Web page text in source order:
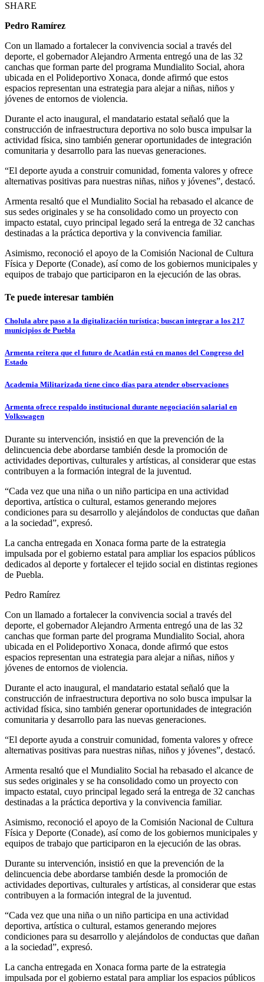
SHARE
Pedro Ramírez
Con un llamado a fortalecer la convivencia social a través del
deporte, el gobernador Alejandro Armenta entregó una de las 32
canchas que forman parte del programa Mundialito Social, ahora
ubicada en el Polideportivo Xonaca, donde afirmó que estos
espacios representan una estrategia para alejar a niñas, niños y
jóvenes de entornos de violencia.
Durante el acto inaugural, el mandatario estatal señaló que la
construcción de infraestructura deportiva no solo busca impulsar la
actividad física, sino también generar oportunidades de integración
comunitaria y desarrollo para las nuevas generaciones.
“El deporte ayuda a construir comunidad, fomenta valores y ofrece
alternativas positivas para nuestras niñas, niños y jóvenes”, destacó.
Armenta resaltó que el Mundialito Social ha rebasado el alcance de
sus sedes originales y se ha consolidado como un proyecto con
impacto estatal, cuyo principal legado será la entrega de 32 canchas
destinadas a la práctica deportiva y la convivencia familiar.
Asimismo, reconoció el apoyo de la Comisión Nacional de Cultura
Física y Deporte (Conade), así como de los gobiernos municipales y
equipos de trabajo que participaron en la ejecución de las obras.
Te puede interesar también
Cholula abre paso a la digitalización turística; buscan integrar a los 217
municipios de Puebla
Armenta reitera que el futuro de Acatlán está en manos del Congreso del
Estado
Academia Militarizada tiene cinco días para atender observaciones
Armenta ofrece respaldo institucional durante negociación salarial en
Volkswagen
Durante su intervención, insistió en que la prevención de la
delincuencia debe abordarse también desde la promoción de
actividades deportivas, culturales y artísticas, al considerar que estas
contribuyen a la formación integral de la juventud.
“Cada vez que una niña o un niño participa en una actividad
deportiva, artística o cultural, estamos generando mejores
condiciones para su desarrollo y alejándolos de conductas que dañan
a la sociedad”, expresó.
La cancha entregada en Xonaca forma parte de la estrategia
impulsada por el gobierno estatal para ampliar los espacios públicos
dedicados al deporte y fortalecer el tejido social en distintas regiones
de Puebla.
Pedro Ramírez
Con un llamado a fortalecer la convivencia social a través del
deporte, el gobernador Alejandro Armenta entregó una de las 32
canchas que forman parte del programa Mundialito Social, ahora
ubicada en el Polideportivo Xonaca, donde afirmó que estos
espacios representan una estrategia para alejar a niñas, niños y
jóvenes de entornos de violencia.
Durante el acto inaugural, el mandatario estatal señaló que la
construcción de infraestructura deportiva no solo busca impulsar la
actividad física, sino también generar oportunidades de integración
comunitaria y desarrollo para las nuevas generaciones.
“El deporte ayuda a construir comunidad, fomenta valores y ofrece
alternativas positivas para nuestras niñas, niños y jóvenes”, destacó.
Armenta resaltó que el Mundialito Social ha rebasado el alcance de
sus sedes originales y se ha consolidado como un proyecto con
impacto estatal, cuyo principal legado será la entrega de 32 canchas
destinadas a la práctica deportiva y la convivencia familiar.
Asimismo, reconoció el apoyo de la Comisión Nacional de Cultura
Física y Deporte (Conade), así como de los gobiernos municipales y
equipos de trabajo que participaron en la ejecución de las obras.
Durante su intervención, insistió en que la prevención de la
delincuencia debe abordarse también desde la promoción de
actividades deportivas, culturales y artísticas, al considerar que estas
contribuyen a la formación integral de la juventud.
“Cada vez que una niña o un niño participa en una actividad
deportiva, artística o cultural, estamos generando mejores
condiciones para su desarrollo y alejándolos de conductas que dañan
a la sociedad”, expresó.
La cancha entregada en Xonaca forma parte de la estrategia
impulsada por el gobierno estatal para ampliar los espacios públicos